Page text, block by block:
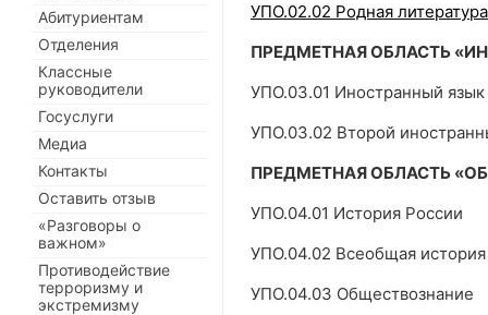
УПО.02.02 Родная литература
ПРЕДМЕТНАЯ ОБЛАСТЬ
УПО.03.01 Иностранный язык
УПО.03.02 Второй
ПРЕДМЕТНАЯ ОБЛАСТЬ
УПО.04.01 История России
УПО.04.02 Всеобщая история
УПО.04.03 Обществознание
Абитуриентам
Отделения
Классные
руководители
Госуслуги
Медиа
Контакты
Оставить отзыв
«Разговоры о
важном»
Противодействие
терроризму и
экстремизму